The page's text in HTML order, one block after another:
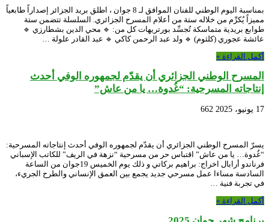
بمناسبة اليوم الوطني للفنان الموافق لـ 8 جوان ، اطلق بريد الجزائر إصداراً طابعياً
مميزاً يُكرِّم من خلاله ستة من أعلام المسرح الجزائري. السلسلة تتضمن ستة
طوابع بريدية متماسكة تُجسِّد بورتريهات كل من: 🔹 محي الدين بشطارزي 🔹
عائشة عجوري (كلثوم) 🔹 ولد عبد الرحمن كاكي 🔹 عبد القادر علولة …
أكمل القراءة »
المسرح الوطني الجزائري أن يقدّم لجمهوره الوفي أحدث
إنتاجاته المسرحية: “غُدوة… يا من عاش”
17 يونيو، 2025 662
يسرّ المسرح الوطني الجزائري أن يقدّم لجمهوره الوفي أحدث إنتاجاته المسرحية:
“غُدوة… يا من عاش” اقتباس حر من مسرحية “نزهة في الريف” للكاتب الإسباني
فرناندو أرابال اخراج: براهيم بركاتي و ذلك يوم الخميس 19جوان من الساعة
السادسة مساءا عمل مسرحي جديد يجمع بين العمق الإنساني والطرح الجريء،
في تجربة فنية …
أكمل القراءة »